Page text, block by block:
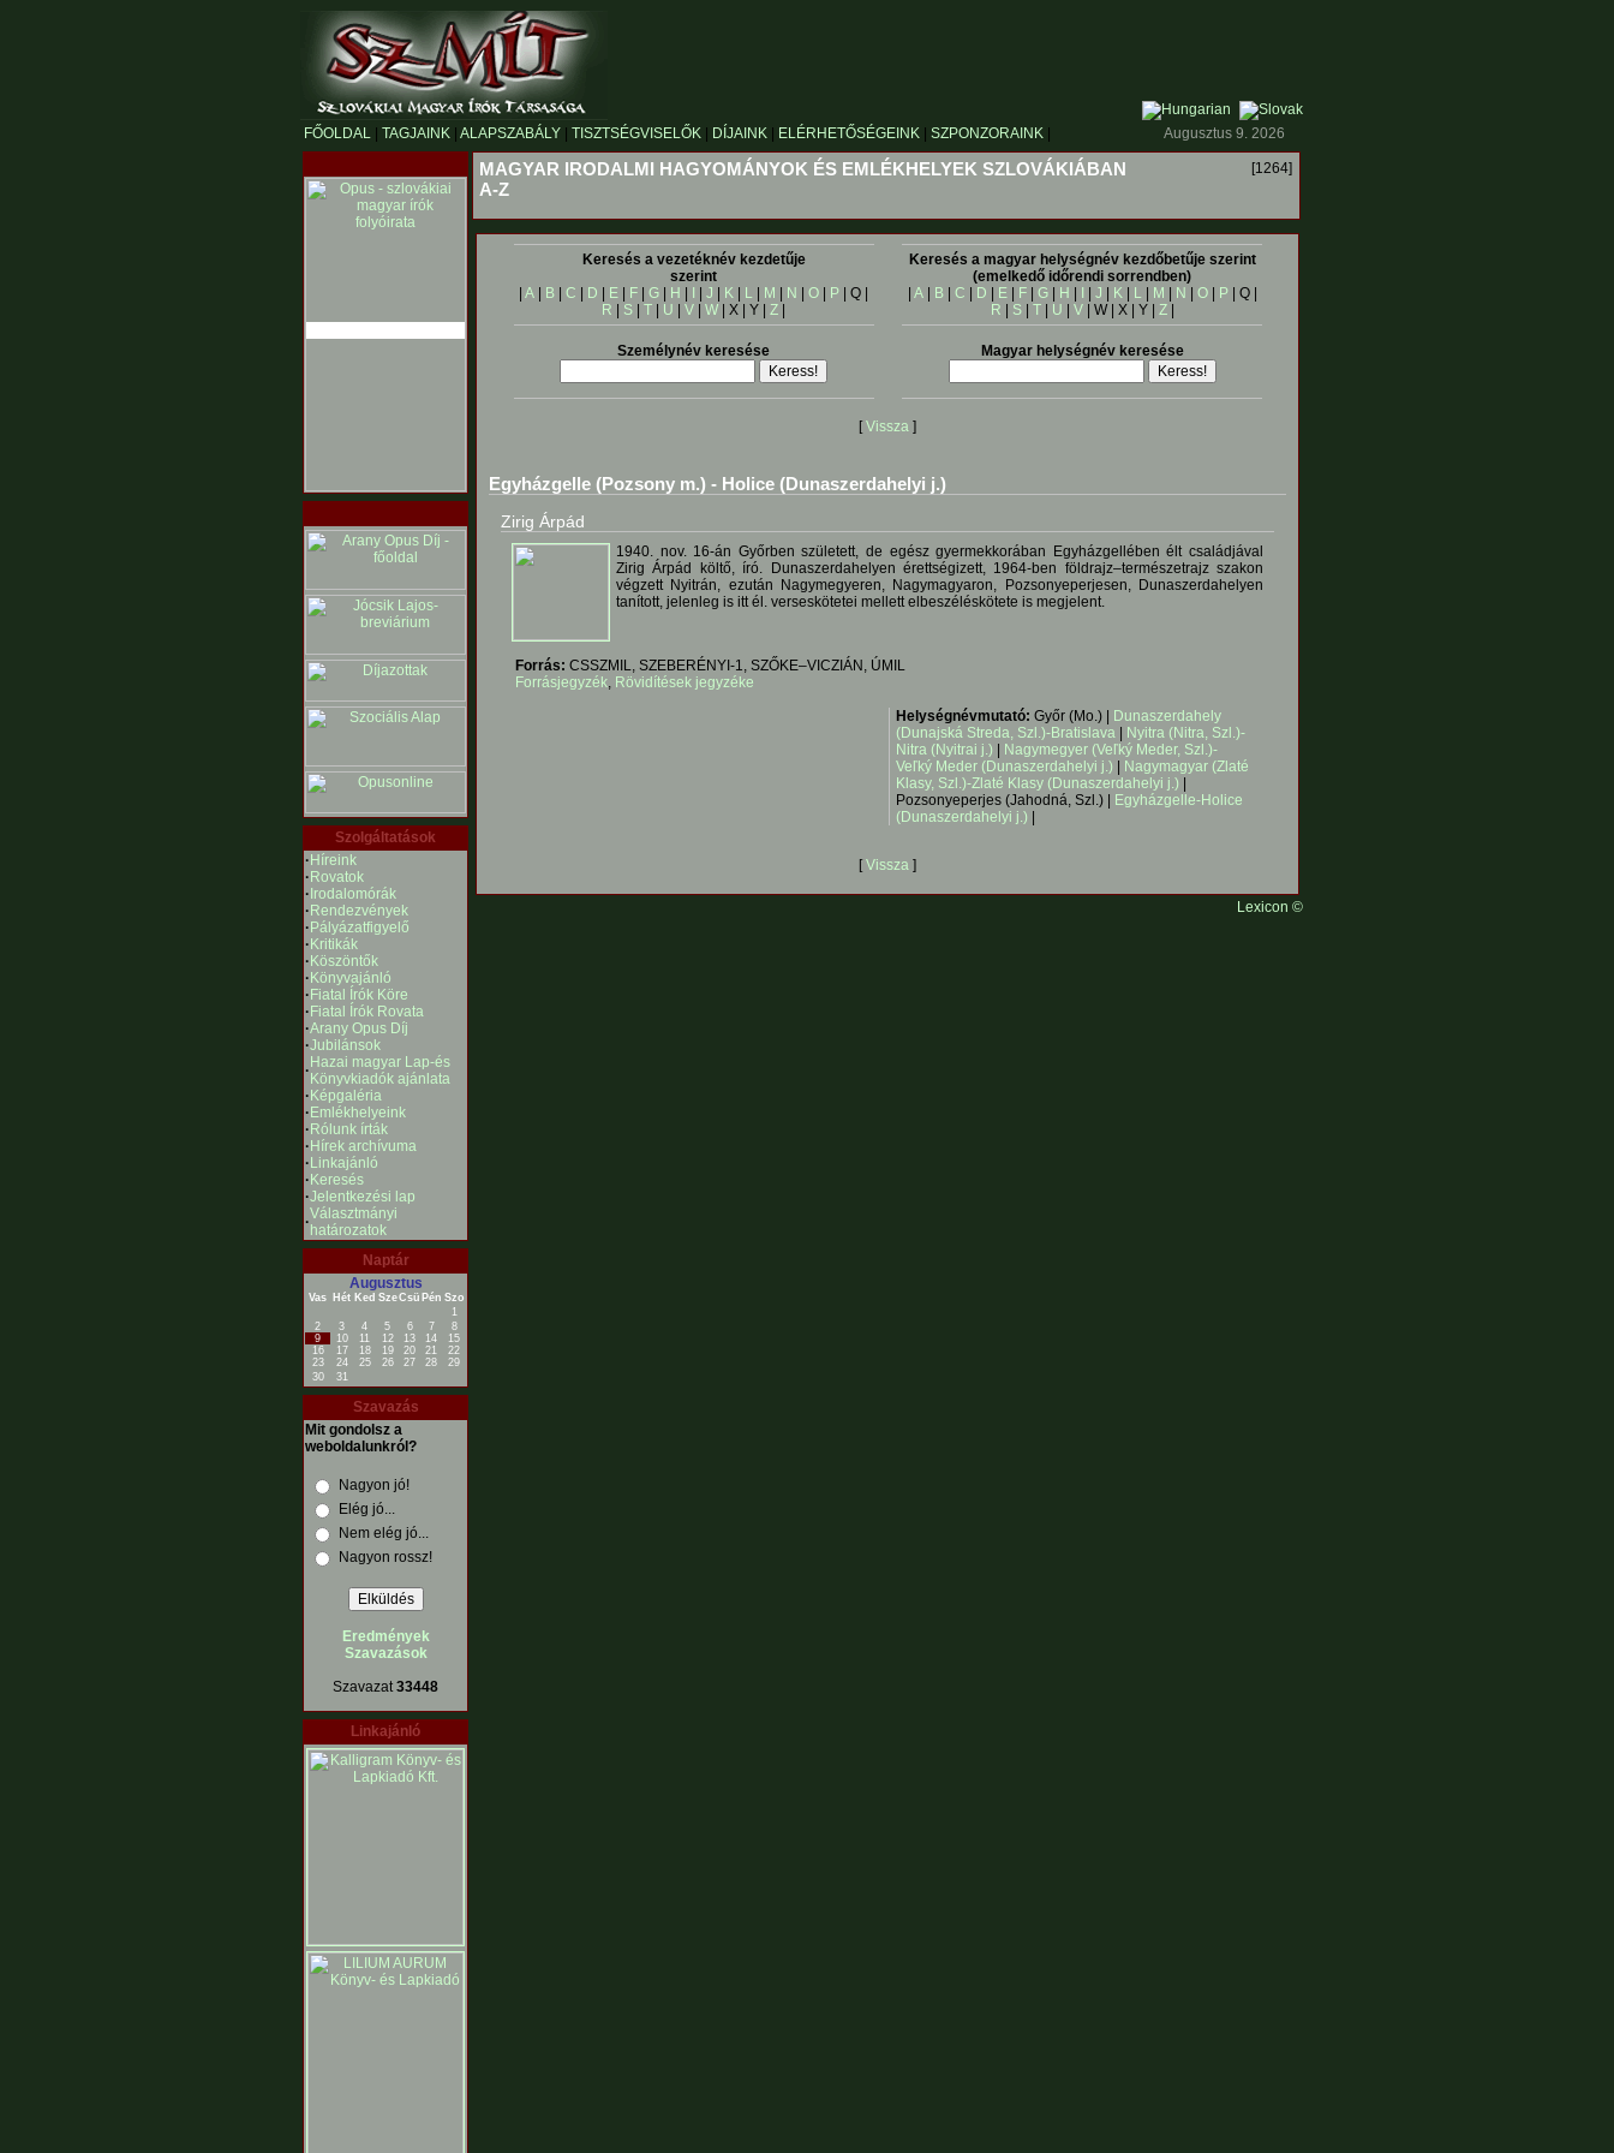
FŐOLDAL TAGJAINK ALAPSZABÁLY TISZTSÉGVISELŐK DÍJAINK ELÉRHETŐSÉGEINK SZPONZORAINK Augusztus 9. 2026
Szolgáltatások
· Híreink
· Rovatok
· Irodalomórák
· Rendezvények
· Pályázatfigyelő
· Kritikák
· Köszöntők
· Könyvajánló
· Fiatal Írók Köre
· Fiatal Írók Rovata
·Arany Opus Díj
·Jubilánsok
· Hazai magyar Lap-és
Könyvkiadók ajánlata
· Képgaléria
· Emlékhelyeink
· Rólunk írták
· Hírek archívuma
· Linkajánló
· Keresés
·Jelentkezési lap
·Választmányi
határozatok
Naptár
Augusztus
Vas Hét Ked SzeCsü Pén Szo
1
2
3 4 5 6 7
8
9
10 11 12 13 14
15
16
17 18 19 20 21
22
23
24 25 26 27 28
29
30
31
Szavazás
Mit gondolsz a
weboldalunkról?
Nagyon jó!
Elég jó...
Nem elég jó...
Nagyon rossz!
Eredmények
Szavazások
Szavazat33448
Linkajánló
MAGYAR IRODALMI HAGYOMÁNYOK ÉS EMLÉKHELYEK SZLOVÁKIÁBAN
A-Z
[1264]
Keresés a vezetéknév kezdetűje
szerint
A B C D E F G H J K L M N O P | Q |
R
S T U V W | X | Y | Z
Keresés a magyar helységnév kezdőbetűje szerint
(emelkedő időrendi sorrendben)
A| B| C D E| F| G| H J K| L| M N O| P| Q |
R
S| T| U V| W | X | Y | Z|
Személynév keresése Magyar helységnév keresése
[Vissza ]
Egyházgelle (Pozsony m.) - Holice (Dunaszerdahelyi j.)
Zirig Árpád
1940. nov. 16-án Győrben született, de egész gyermekkorában Egyházgellében élt családjával
Zirig Árpád költő, író. Dunaszerdahelyen érettségizett, 1964-ben földrajz–természetrajz szakon
végzett Nyitrán, ezután Nagymegyeren, Nagymagyaron, Pozsonyeperjesen, Dunaszerdahelyen
tanított, jelenleg is itt él. verseskötetei mellett elbeszéléskötete is megjelent.
Forrás: CSSZMIL, SZEBERÉNYI-1, SZŐKE–VICZIÁN, ÚMIL
Forrásjegyzék, Rövidítések jegyzéke
Helységnévmutató: Győr (Mo.) |
Dunaszerdahely
(Dunajská Streda, Szl.)-Bratislava
Nyitra (Nitra, Szl.)-
Nitra (Nyitrai j.)
Nagymegyer (Veľký Meder, Szl.)-
Veľký Meder (Dunaszerdahelyi j.)
Nagymagyar (Zlaté
Klasy, Szl.)-Zlaté Klasy (Dunaszerdahelyi j.)
Pozsonyeperjes (Jahodná, Szl.) |
Egyházgelle-Holice
(Dunaszerdahelyi j.)
[Vissza ]
Lexicon ©